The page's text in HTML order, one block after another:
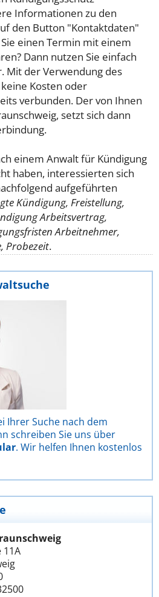
Informationen zu den
den Button "Kontaktdaten"
einen Termin mit einem
Dann nutzen Sie einfach
Mit der Verwendung des
Kosten oder
verbunden. Der von Ihnen
setzt sich dann
einem Anwalt für Kündigung
haben, interessierten sich
aufgeführten
Kündigung, Freistellung,
Arbeitsvertrag,
Arbeitnehmer,
Probezeit.
Ihrer Suche nach dem
schreiben Sie uns über
. Wir helfen Ihnen kostenlos